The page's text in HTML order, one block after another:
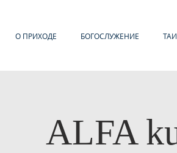
О ПРИХОДЕ БОГОСЛУЖЕНИЕ
ALFA